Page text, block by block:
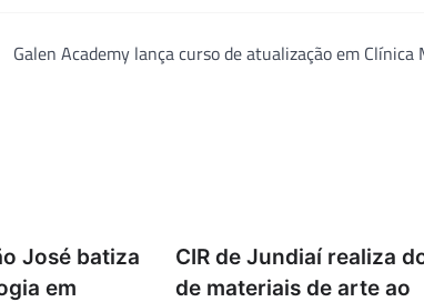
Galen Academy lança curso de atualização em Clínica
José batiza
em
CIR de Jundiaí realiza
de materiais de arte ao